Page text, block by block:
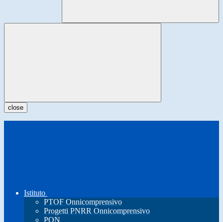
close
Istituto
PTOF Onnicomprensivo
Progetti PNRR Onnicomprensivo
PON